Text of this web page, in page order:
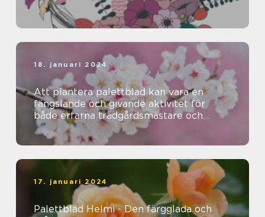
18. januari 2024
Att plantera palettblad kan vara en
fängslande och givande aktivitet för
både erfarna trädgårdsmästare och
nybörjare
17. januari 2024
Palettblad Helmi - Den färgglada och